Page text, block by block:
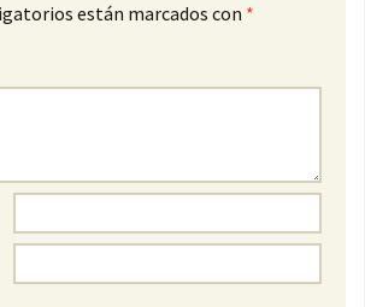
están marcados con *